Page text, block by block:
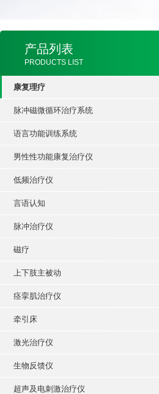
产品列表
PRODUCTS LIST
康复理疗
脉冲磁微循环治疗系统
语言功能训练系统
男性性功能康复治疗仪
低频治疗仪
言语认知
脉冲治疗仪
磁疗
上下肢主被动
痉挛肌治疗仪
牵引床
激光治疗仪
生物反馈仪
超声及电刺激治疗仪